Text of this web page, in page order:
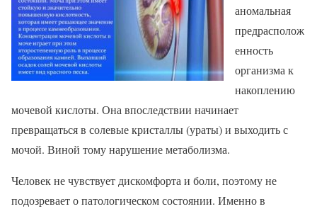
аномальная
предрасполож
енность
организма к
накоплению
мочевой кислоты. Она впоследствии начинает
превращаться в солевые кристаллы (ураты) и выходить с
мочой. Виной тому нарушение метаболизма.
Человек не чувствует дискомфорта и боли, поэтому не
подозревает о патологическом состоянии. Именно в